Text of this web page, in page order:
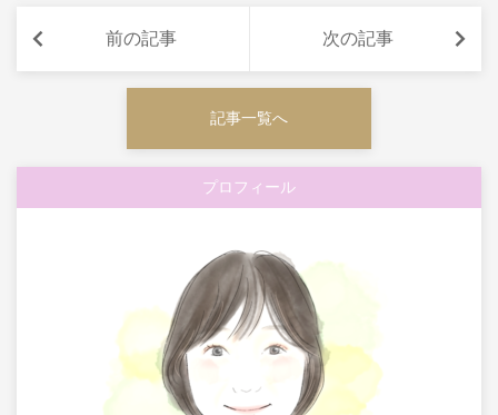
前の記事 次の記事
記事一覧へ
プロフィール